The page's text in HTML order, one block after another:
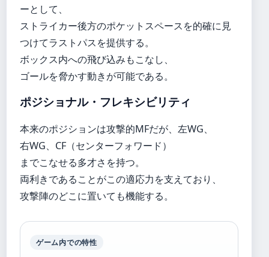
ーとして、
ストライカー後方のポケットスペースを的確に見
つけてラストパスを提供する。
ボックス内への飛び込みもこなし、
ゴールを脅かす動きが可能である。
ポジショナル・フレキシビリティ
本来のポジションは攻撃的MFだが、左WG、
右WG、CF（センターフォワード）
までこなせる多才さを持つ。
両利きであることがこの適応力を支えており、
攻撃陣のどこに置いても機能する。
ゲーム内での特性